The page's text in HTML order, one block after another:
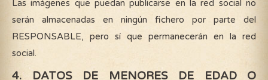
Las imágenes que puedan publicarse en la red social no
serán almacenadas en ningún fichero por parte del
RESPONSABLE, pero sí que permanecerán en la red
social.
4. DATOS DE MENORES DE EDAD O